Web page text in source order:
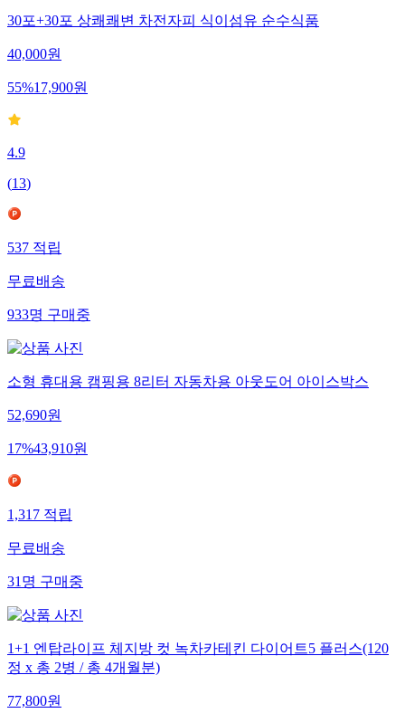
30포+30포 상쾌쾌변 차전자피 식이섬유 순수식품
40,000원
55%17,900원
4.9
(13)
537적립
무료배송
933명구매중
소형 휴대용 캠핑용 8리터 자동차용 아웃도어 아이스박스
52,690원
17%43,910원
1,317적립
무료배송
31명구매중
1+1 엔탑라이프 체지방 컷 녹차카테킨 다이어트5 플러스(120
정 x 총 2병 / 총 4개월분)
77,800원